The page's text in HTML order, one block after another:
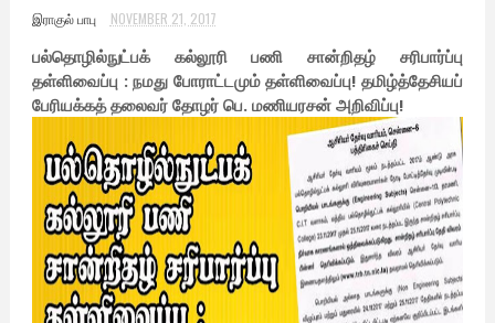
இராகுல் பாபு NOVEMBER 21, 2017
பல்தொழில்நுட்பக் கல்லூரி பணி சான்றிதழ் சரிபார்ப்பு
தள்ளிவைப்பு : நமது போராட்டமும் தள்ளிவைப்பு! தமிழ்த்தேசியப்
பேரியக்கத் தலைவர் தோழர் பெ. மணியரசன் அறிவிப்பு!